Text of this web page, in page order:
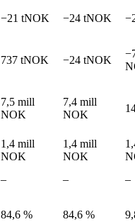
−21 tNOK −24 tNOK
737 tNOK −24 tNOK
7,5 mill
NOK
7,4 mill
NOK
1,4 mill
NOK
1,4 mill
NOK
– – –
84,6 % 84,6 %